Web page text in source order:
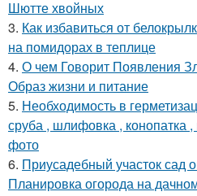
Шютте хвойных
3. Как избавиться от
на помидорах в теплице
4. О чем Говорит Появления
Образ жизни и питание
5. Необходимость в
сруба , шлифовка , конопатка ,
фото
6. Приусадебный участок сад
Планировка огорода на